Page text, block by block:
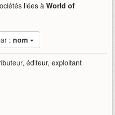
liées à World of
: nom
éditeur, exploitant